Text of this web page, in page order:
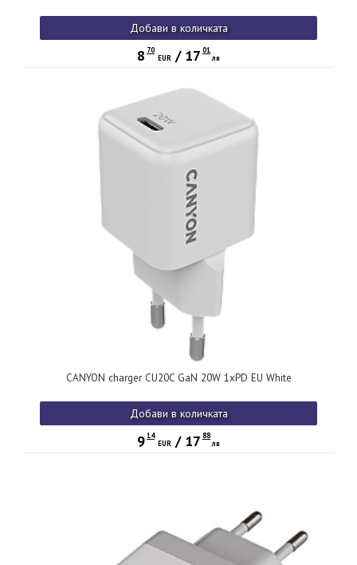
Добави в количката
8 70
EUR / 17 01
лв
CANYON charger CU20C GaN 20W 1xPD EU White
Добави в количката
914
EUR / 17 88
лв